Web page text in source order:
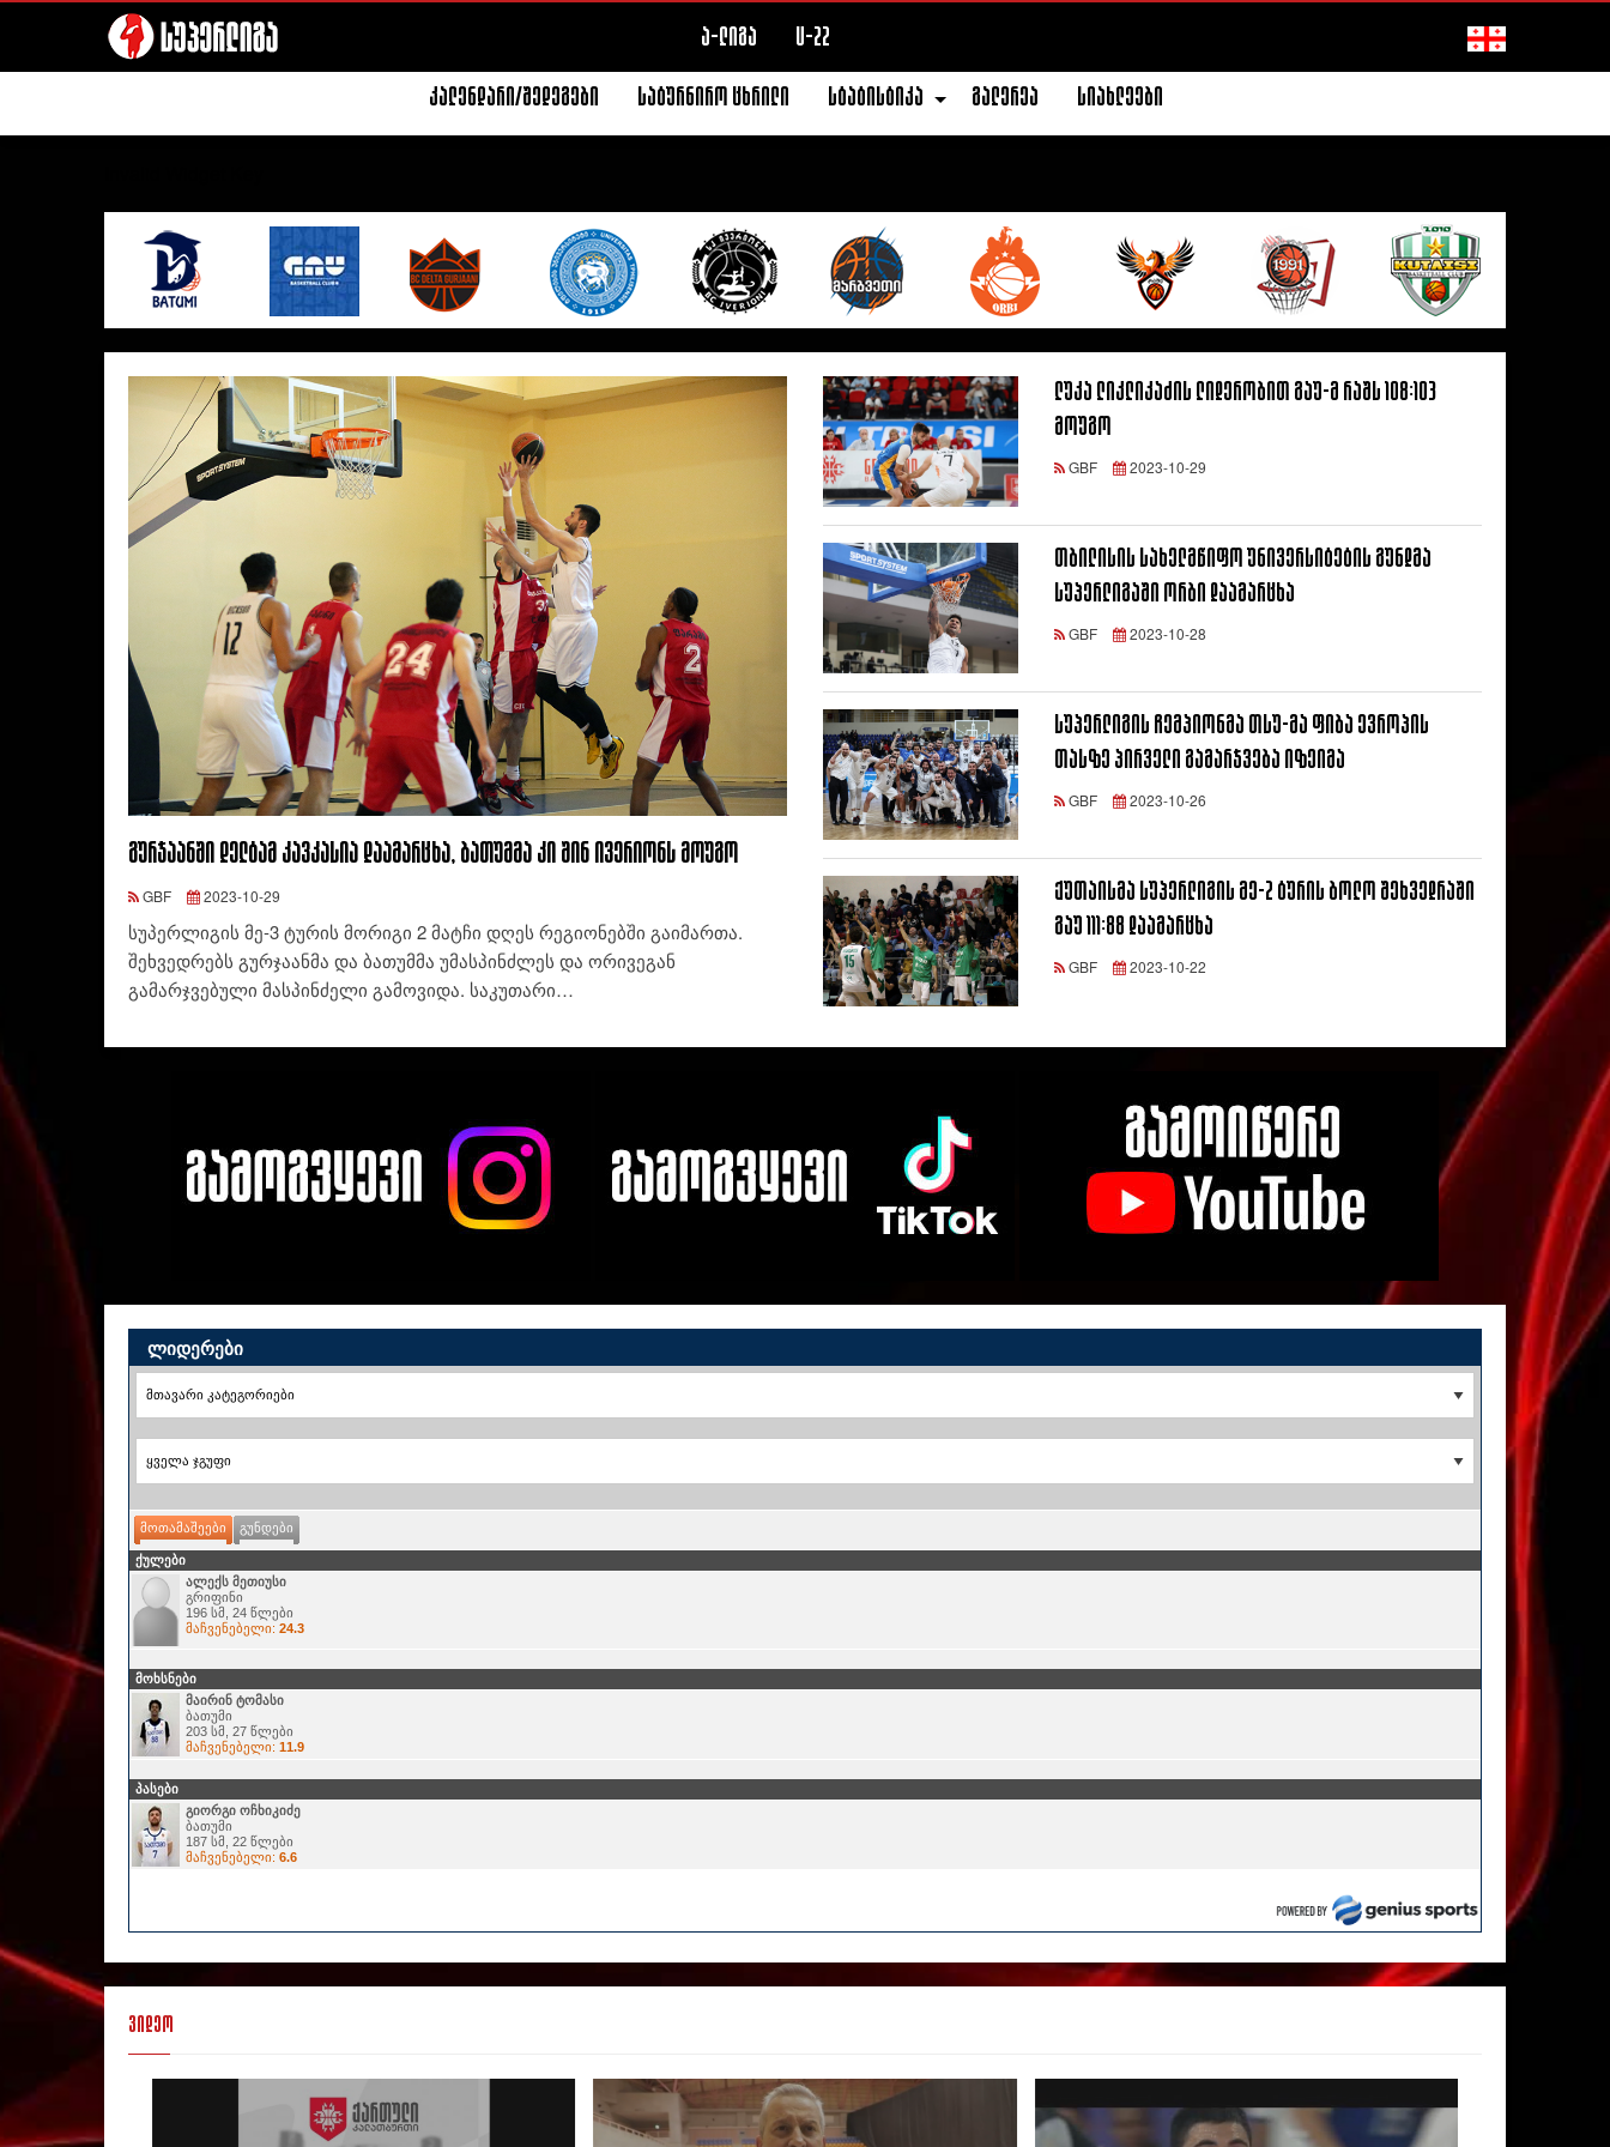
ა-ლიგა U-22
კალენდარი/შედეგები სატურნირო ცხრილი სტატისტიკა გალერეა სიახლეები
გურჯაანში დელტამ კავკასია დაამარცხა, ბათუმმა კი შინ ივერიონს მოუგო
GBF 2023-10-29
სუპერლიგის მე-3 ტურის მორიგი 2 მატჩი დღეს რეგიონებში გაიმართა.
შეხვედრებს გურჯაანმა და ბათუმმა უმასპინძლეს და ორივეგან
გამარჯვებული მასპინძელი გამოვიდა. საკუთარი…
ლუკა ლიკლიკაძის ლიდერობით გაუ-მ რაშს 108:103
მოუგო
GBF 2023-10-29
თბილისის სახელმწიფო უნივერსიტეტის გუნდმა
სუპერლიგაში ორბი დაამარცხა
GBF 2023-10-28
სუპერლიგის ჩემპიონმა თსუ-მა ფიბა ევროპის
თასზე პირველი გამარჯვება იზეიმა
GBF 2023-10-26
ქუთაისმა სუპერლიგის მე-2 ტურის ბოლო შეხვედრაში
გაუ 111:88 დაამარცხა
GBF 2023-10-22
Ლიდერები
მოთამაშეები გუნდები
ქულები
ალექს მეთიუსი
გრიფინი
196 სმ, 24 წლები
მაჩვენებელი: 24.3
მოხსნები
მაირინ ტომასი
ბათუმი
203 სმ, 27 წლები
მაჩვენებელი: 11.9
პასები
გიორგი ოჩხიკიძე
ბათუმი
187 სმ, 22 წლები
მაჩვენებელი: 6.6
ვიდეო